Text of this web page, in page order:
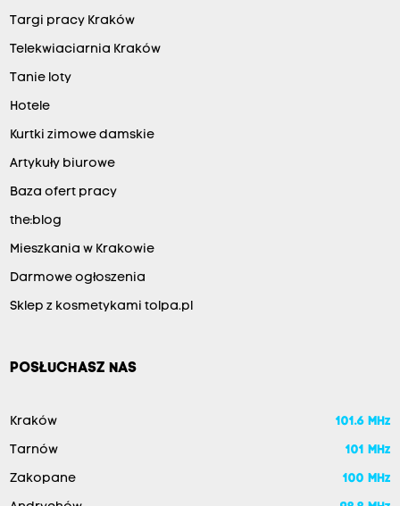
Targi pracy Kraków
Telekwiaciarnia Kraków
Tanie loty
Hotele
Kurtki zimowe damskie
Artykuły biurowe
Baza ofert pracy
the:blog
Mieszkania w Krakowie
Darmowe ogłoszenia
Sklep z kosmetykami tolpa.pl
POSŁUCHASZ NAS
Kraków 101.6 MHz
Tarnów 101 MHz
Zakopane 100 MHz